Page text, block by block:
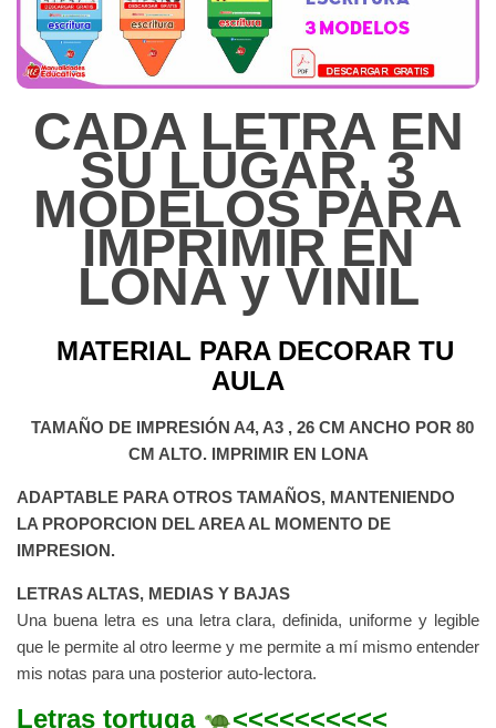
CADA LETRA EN
SU LUGAR, 3
MODELOS PARA
IMPRIMIR EN
LONA y VINIL
MATERIAL PARA DECORAR TU
AULA
TAMAÑO DE IMPRESIÓN A4, A3 , 26 CM ANCHO POR 80
CM ALTO. IMPRIMIR EN LONA
ADAPTABLE PARA OTROS TAMAÑOS, MANTENIENDO
LA PROPORCION DEL AREA AL MOMENTO DE
IMPRESION.
LETRAS ALTAS, MEDIAS Y BAJAS
Una buena letra es una letra clara, definida, uniforme y legible
que le permite al otro leerme y me permite a mí mismo entender
mis notas para una posterior auto-lectora.
Letras tortuga <<<<<<<<<<